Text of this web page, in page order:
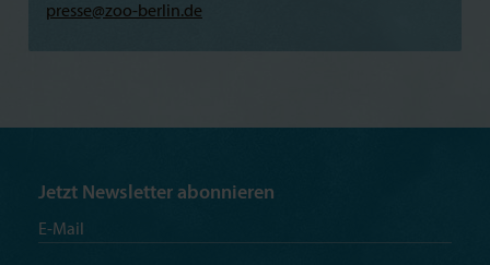
presse@zoo-berlin.de
Jetzt Newsletter abonnieren